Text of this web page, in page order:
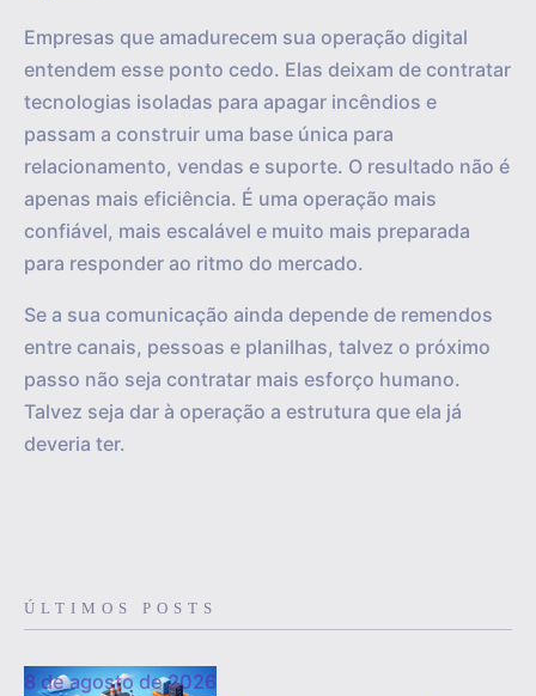
Empresas que amadurecem sua operação digital
entendem esse ponto cedo. Elas deixam de contratar
tecnologias isoladas para apagar incêndios e
passam a construir uma base única para
relacionamento, vendas e suporte. O resultado não é
apenas mais eficiência. É uma operação mais
confiável, mais escalável e muito mais preparada
para responder ao ritmo do mercado.
Se a sua comunicação ainda depende de remendos
entre canais, pessoas e planilhas, talvez o próximo
passo não seja contratar mais esforço humano.
Talvez seja dar à operação a estrutura que ela já
deveria ter.
ÚLTIMOS POSTS
8 de agosto de 2026